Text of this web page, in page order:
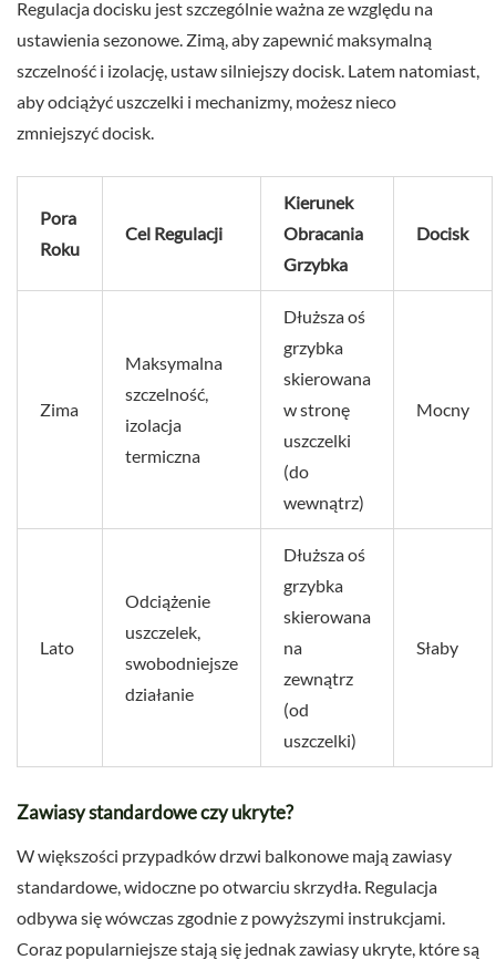
Regulacja docisku jest szczególnie ważna ze względu na
ustawienia sezonowe. Zimą, aby zapewnić maksymalną
szczelność i izolację, ustaw silniejszy docisk. Latem natomiast,
aby odciążyć uszczelki i mechanizmy, możesz nieco
zmniejszyć docisk.
Pora
Roku
Cel Regulacji
Kierunek
Obracania
Grzybka
Docisk
Zima
Maksymalna
szczelność,
izolacja
termiczna
Dłuższa oś
grzybka
skierowana
w stronę
uszczelki
(do
wewnątrz)
Mocny
Lato
Odciążenie
uszczelek,
swobodniejsze
działanie
Dłuższa oś
grzybka
skierowana
na
zewnątrz
(od
uszczelki)
Słaby
Zawiasy standardowe czy ukryte?
W większości przypadków drzwi balkonowe mają zawiasy
standardowe, widoczne po otwarciu skrzydła. Regulacja
odbywa się wówczas zgodnie z powyższymi instrukcjami.
Coraz popularniejsze stają się jednak zawiasy ukryte, które są